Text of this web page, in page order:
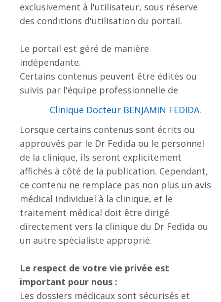
exclusivement à l'utilisateur, sous réserve
des conditions d'utilisation du portail.
Le portail est géré de manière
indépendante.
Certains contenus peuvent être édités ou
suivis par l'équipe professionnelle de
.Clinique Docteur BENJAMIN FEDIDA
Lorsque certains contenus sont écrits ou
approuvés par le Dr Fedida ou le personnel
de la clinique, ils seront explicitement
affichés à côté de la publication. Cependant,
ce contenu ne remplace pas non plus un avis
médical individuel à la clinique, et le
traitement médical doit être dirigé
directement vers la clinique du Dr Fedida ou
un autre spécialiste approprié.
Le respect de votre vie privée est
important pour nous :
Les dossiers médicaux sont sécurisés et